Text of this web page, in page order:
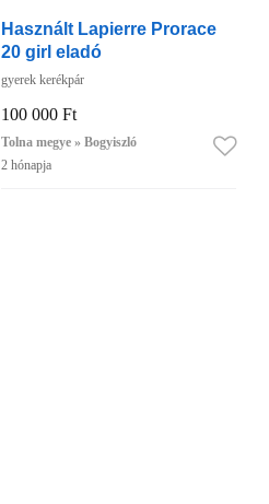
Használt Lapierre Prorace
20 girl eladó
gyerek kerékpár
100 000 Ft
Tolna megye » Bogyiszló
2 hónapja